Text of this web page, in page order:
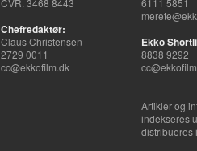
CVR. 3468 8443
Chefredaktør:
Claus Christensen
2729 0011
cc@ekkofilm.dk
6111 5851
Ekko
8838 9292
Artikler og
indekseres
distribueres